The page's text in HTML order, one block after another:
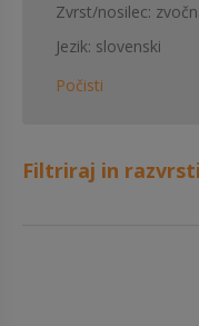
Zvrst/nosilec
Jezik slovenski
Počisti
Filtriraj in razvrsti